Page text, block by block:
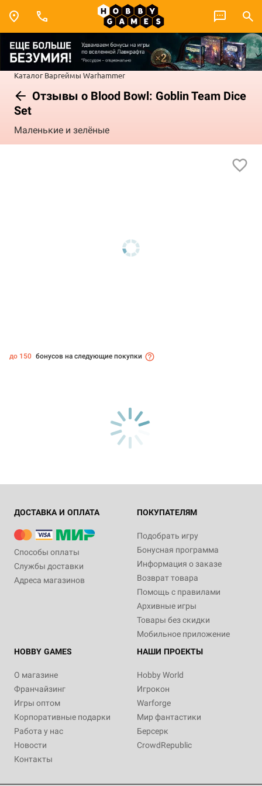
Каталог Варгеймы Warhammer
Отзывы о Blood Bowl: Goblin Team Dice
Set
Маленькие и зелёные
до 150 бонусов на следующие покупки
ДОСТАВКА И ОПЛАТА
Способы оплаты
Службы доставки
Адреса магазинов
ПОКУПАТЕЛЯМ
Подобрать игру
Бонусная программа
Информация о заказе
Возврат товара
Помощь с правилами
Архивные игры
Товары без скидки
Мобильное приложение
HOBBY GAMES
О магазине
Франчайзинг
Игры оптом
Корпоративные подарки
Работа у нас
Новости
Контакты
НАШИ ПРОЕКТЫ
Hobby World
Игрокон
Warforge
Мир фантастики
Берсерк
CrowdRepublic